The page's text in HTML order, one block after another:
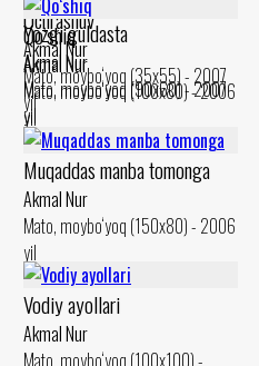
Yozgi guldasta
Akmal Nur
Mato, moybo‘yoq (90x60) - 2007
yil
Uchrashuv
Akmal Nur
Mato, moybo‘yoq (35x55) - 2007
yil
Qo‘shiq
Akmal Nur
Mato, moybo‘yoq (100x80) - 2006
yil
Muqaddas manba tomonga
Akmal Nur
Mato, moybo‘yoq (150x80) - 2006
yil
Vodiy ayollari
Akmal Nur
Mato, moybo‘yoq (100x100) -